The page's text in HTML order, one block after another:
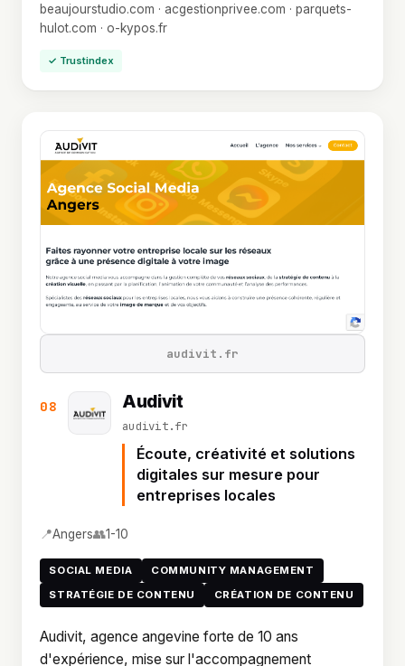
beaujourstudio.com · acgestionprivee.com · parquets-
hulot.com · o-kypos.fr
✓ Trustindex
08 Audivit
audivit.fr
Écoute, créativité et solutions
digitales sur mesure pour
entreprises locales
📍Angers👥1-10
SOCIAL MEDIA
COMMUNITY MANAGEMENT
STRATÉGIE DE CONTENU
CRÉATION DE CONTENU
Audivit, agence angevine forte de 10 ans
d'expérience, mise sur l'accompagnement
audivit.fr